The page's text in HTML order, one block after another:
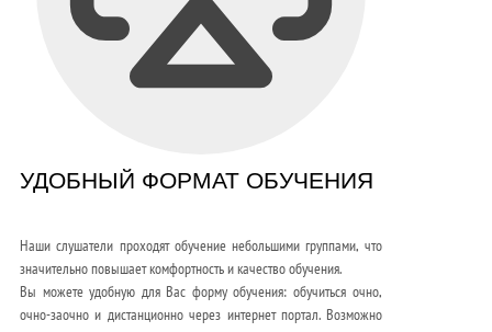
УДОБНЫЙ ФОРМАТ ОБУЧЕНИЯ
Наши слушатели проходят обучение небольшими группами, что
значительно повышает комфортность и качество обучения.
Вы можете удобную для Вас форму обучения: обучиться очно,
очно-заочно и дистанционно через интернет портал. Возможно